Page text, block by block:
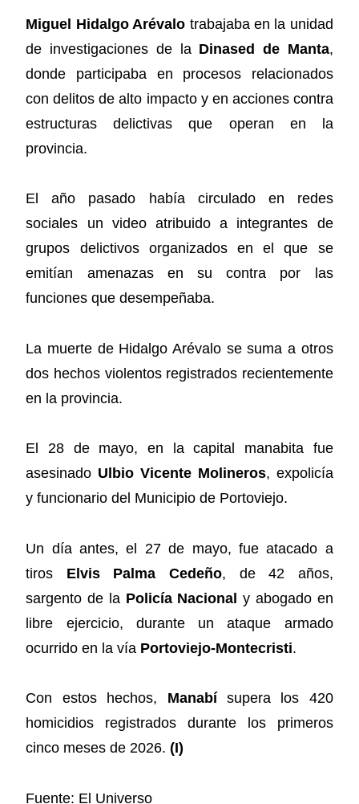
Miguel Hidalgo Arévalo trabajaba en la unidad
de investigaciones de la Dinased de Manta,
donde participaba en procesos relacionados
con delitos de alto impacto y en acciones contra
estructuras delictivas que operan en la
provincia.
El año pasado había circulado en redes
sociales un video atribuido a integrantes de
grupos delictivos organizados en el que se
emitían amenazas en su contra por las
funciones que desempeñaba.
La muerte de Hidalgo Arévalo se suma a otros
dos hechos violentos registrados recientemente
en la provincia.
El 28 de mayo, en la capital manabita fue
asesinado Ulbio Vicente Molineros, expolicía
y funcionario del Municipio de Portoviejo.
Un día antes, el 27 de mayo, fue atacado a
tiros Elvis Palma Cedeño, de 42 años,
sargento de la Policía Nacional y abogado en
libre ejercicio, durante un ataque armado
ocurrido en la vía Portoviejo-Montecristi.
Con estos hechos, Manabísupera los 420
homicidios registrados durante los primeros
cinco meses de 2026.(I)
Fuente: El Universo